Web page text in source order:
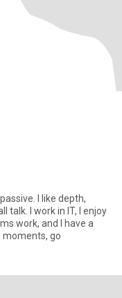
I like depth,
talk. I work in IT, I enjoy
work, and I have a
I like simple moments, go